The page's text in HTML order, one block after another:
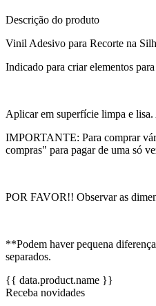
Descrição do produto
Vinil Adesivo para Recorte na
Indicado para criar elementos
Aplicar em superfície limpa e
IMPORTANTE: Para comprar
compras" para pagar de uma
POR FAVOR!! Observar as
**Podem haver pequena
separados.
{{ data.product.name }}
Receba novidades